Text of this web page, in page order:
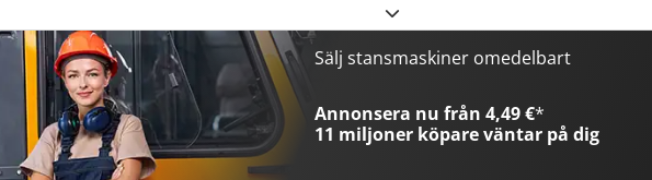
Sälj stansmaskiner omedelbart
Annonsera nu från 4,49 €*
11 miljoner köpareväntar på dig